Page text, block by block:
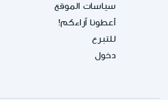
سياسات الموقع
أعطونا آراءكم!
للتبرع
دخول